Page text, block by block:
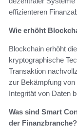
effizienteren
Wie erhöht
Blockchain erhöht
kryptographische
Transaktion
zur Bekämpfung
Integrität von Daten
Was sind Smart
der Finanzbranche?